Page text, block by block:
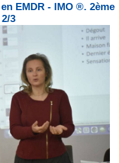
EMDR - IMO ®. 2ème
3